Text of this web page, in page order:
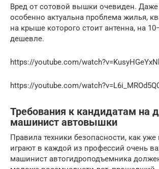
Вред от сотовой вышки очевиден.
особенно актуальна проблема жилья,
на крыше которого стоит антенна, на
дешевле.
https://youtube.com/
https://youtube.com/
Требования к кандидатам на
машинист автовышки
Правила техники безопасности, как уже
играют в каждой из профессий очень
машинист автогидроподъемника